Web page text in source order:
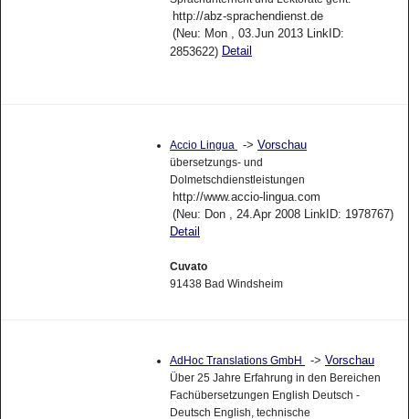
http://abz-sprachendienst.de
(Neu: Mon , 03.Jun 2013 LinkID:
2853622) Detail
Accio Lingua -> Vorschau
übersetzungs- und
Dolmetschdienstleistungen
http://www.accio-lingua.com
(Neu: Don , 24.Apr 2008 LinkID: 1978767)
Detail
Cuvato
91438 Bad Windsheim
AdHoc Translations GmbH -> Vorschau
Über 25 Jahre Erfahrung in den Bereichen
Fachübersetzungen English Deutsch -
Deutsch English, technische